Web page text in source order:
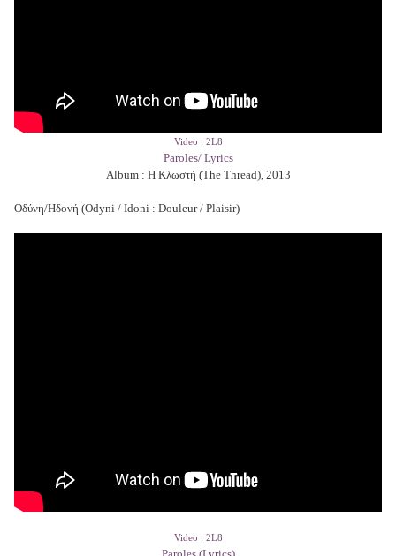
Video : 2L8
Paroles/ Lyrics
Album : Η Κλωστή (The Thread), 2013
Οδύνη/Ηδονή (Odyni / Idoni : Douleur / Plaisir)
Video : 2L8